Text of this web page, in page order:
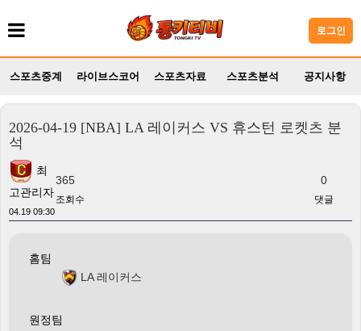
로그인
스포츠중계 라이브스코어 스포츠자료 스포츠분석 공지사항
2026-04-19 [NBA] LA 레이커스 VS 휴스턴 로켓츠 분
석
최
고관리자
04.19 09:30
365
조회수
0
댓글
홈팀
LA 레이커스
원정팀